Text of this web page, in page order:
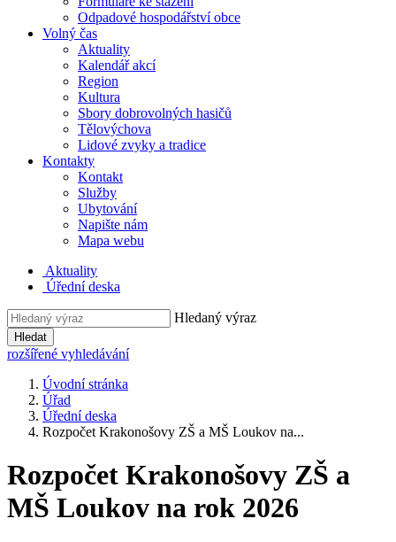
Odpadové hospodářství obce
Volný čas
Aktuality
Kalendář akcí
Region
Kultura
Sbory dobrovolných hasičů
Tělovýchova
Lidové zvyky a tradice
Kontakty
Kontakt
Služby
Ubytování
Napište nám
Mapa webu
Aktuality
Úřední deska
Hledaný výraz
Hledat
rozšířené vyhledávání
Úvodní stránka
Úřad
Úřední deska
Rozpočet Krakonošovy ZŠ a MŠ Loukov na...
Rozpočet Krakonošovy ZŠ a
MŠ Loukov na rok 2026